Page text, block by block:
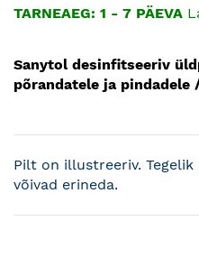
TARNEAEG: 1 - 7 PÄEVA
Sanytol desinfitseeriv
põrandatele ja pindadele
Pilt on illustreeriv. Tegelik
võivad erineda.